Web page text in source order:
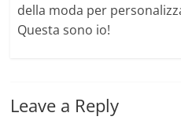
della moda per
Questa sono io!
Leave a Reply